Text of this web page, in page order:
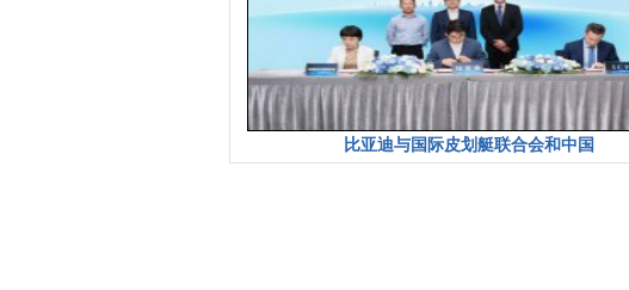
比亚迪与国际皮划艇联合会和中国